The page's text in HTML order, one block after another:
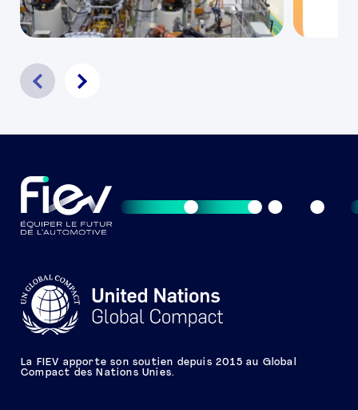
La FIEV apporte son soutien depuis 2015 au Global
Compact des Nations Unies.